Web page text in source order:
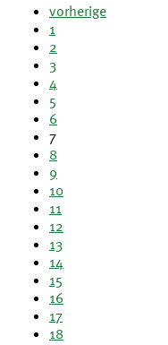
vorherige
1
2
3
4
5
6
7
8
9
10
11
12
13
14
15
16
17
18